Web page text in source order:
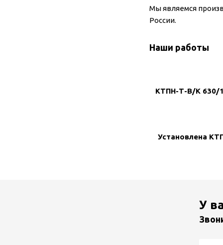
Мы являемся
России.
Наши работы
КТПН-Т-В/К 630/
Установлена
У